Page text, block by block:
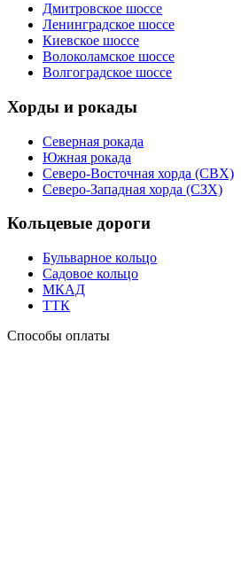
Дмитровское шоссе
Ленинградское шоссе
Киевское шоссе
Волоколамское шоссе
Волгоградское шоссе
Хорды и рокады
Северная рокада
Южная рокада
Северо-Восточная хорда (СВХ)
Северо-Западная хорда (СЗХ)
Кольцевые дороги
Бульварное кольцо
Садовое кольцо
МКАД
ТТК
Способы оплаты